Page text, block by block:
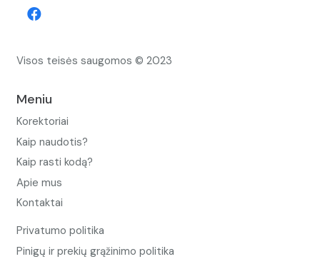
Visos teisės saugomos © 2023
Meniu
Korektoriai
Kaip naudotis?
Kaip rasti kodą?
Apie mus
Kontaktai
Privatumo politika
Pinigų ir prekių grąžinimo politika